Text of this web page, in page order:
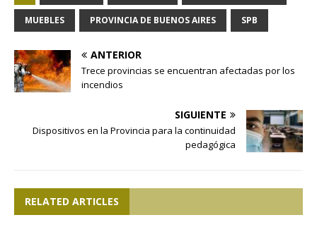
MUEBLES PROVINCIA DE BUENOS AIRES SPB
ANTERIOR
Trece provincias se encuentran afectadas por los
incendios
SIGUIENTE
Dispositivos en la Provincia para la continuidad
pedagógica
RELATED ARTICLES